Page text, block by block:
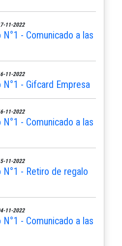
11-2022
- Comunicado a las
11-2022
- Gifcard Empresa
11-2022
- Comunicado a las
11-2022
- Retiro de regalo
11-2022
- Comunicado a las